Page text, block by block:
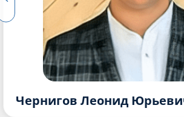
Чернигов Леонид